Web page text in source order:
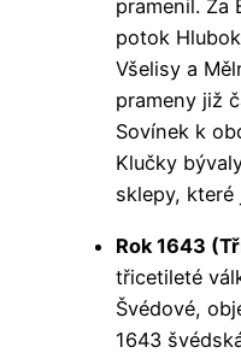
pramenil. Za
potok
Všelisy a
prameny již
Sovínek k
Klučky
sklepy, které
Rok 1643
třicetileté
Švédové,
1643